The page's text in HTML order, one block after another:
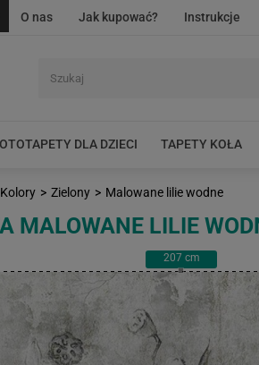
O nas Jak kupować? Instrukcje
DLA DZIECI TAPETY KOŁA
Kolory > Zielony > Malowane lilie wodne
MALOWANE LILIE
207 cm